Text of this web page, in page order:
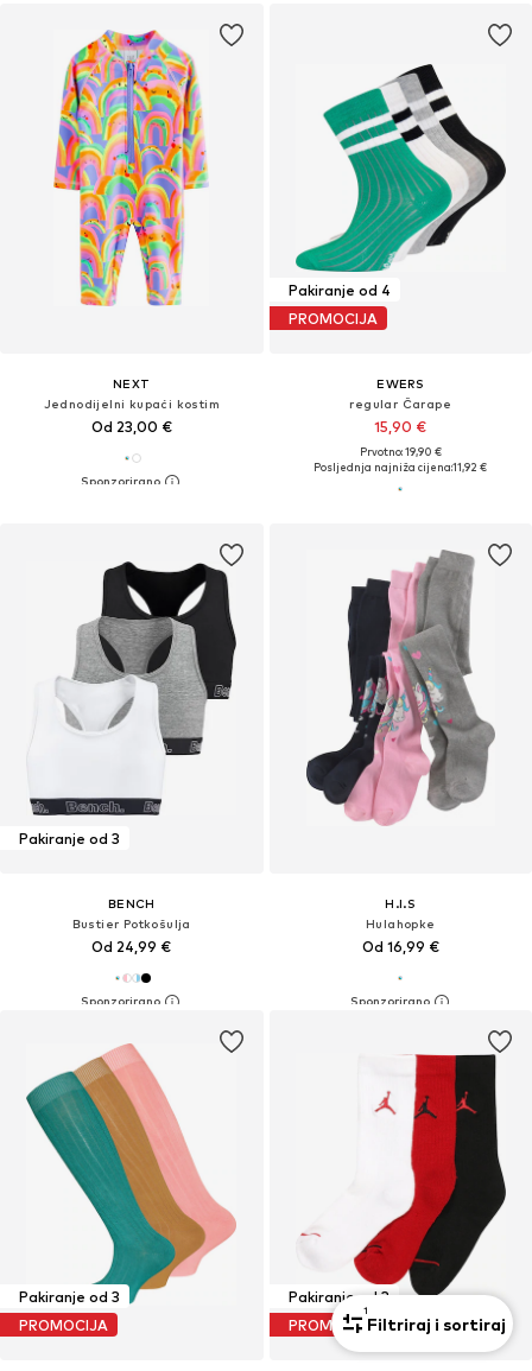
NEXT
Jednodijelni kupaći kostim
Od 23,00 €
Pakiranje od 4
PROMOCIJA
EWERS
regular Čarape
15,90 €
Prvotno: 19,90 €
Posljednja najniža cijena:11,92 €
Pakiranje od 3
BENCH
Bustier Potkošulja
Od 24,99 €
H.I.S
Hulahopke
Od 16,99 €
Pakiranje od 3
PROMOCIJA
Pakiranje od 3
PROMOCIJA
1
Filtriraj i sortiraj